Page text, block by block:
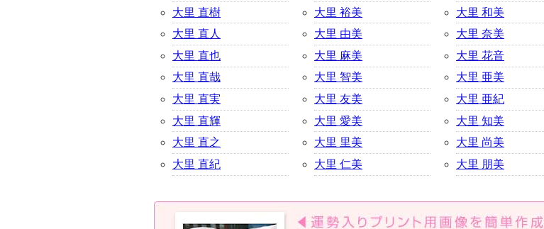
大里 直樹
大里 直人
大里 直也
大里 直哉
大里 直実
大里 直輝
大里 直之
大里 直紀
大里 裕美
大里 由美
大里 麻美
大里 智美
大里 友美
大里 愛美
大里 里美
大里 仁美
大里 和美
大里 奈美
大里 花音
大里 亜美
大里 亜紀
大里 知美
大里 尚美
大里 朋美